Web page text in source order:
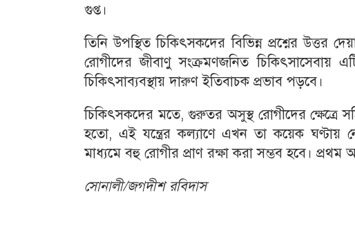
গুপ্ত।
তিনি উপস্থিত চিকিৎসকদের বিভিন্ন প্রশ্নের
রোগীদের জীবাণু সংক্রমণজনিত চিকিৎসাসেবায়
চিকিৎসাব্যবস্থায় দারুণ ইতিবাচক প্রভাব পড়বে।
চিকিৎসকদের মতে, গুরুতর অসুস্থ রোগীদের ক্ষেত্রে
হতো, এই যন্ত্রের কল্যাণে এখন তা কয়েক
মাধ্যমে বহু রোগীর প্রাণ রক্ষা করা সম্ভব হবে। প্রথম
সোনালী/জগদীশ রবিদাস